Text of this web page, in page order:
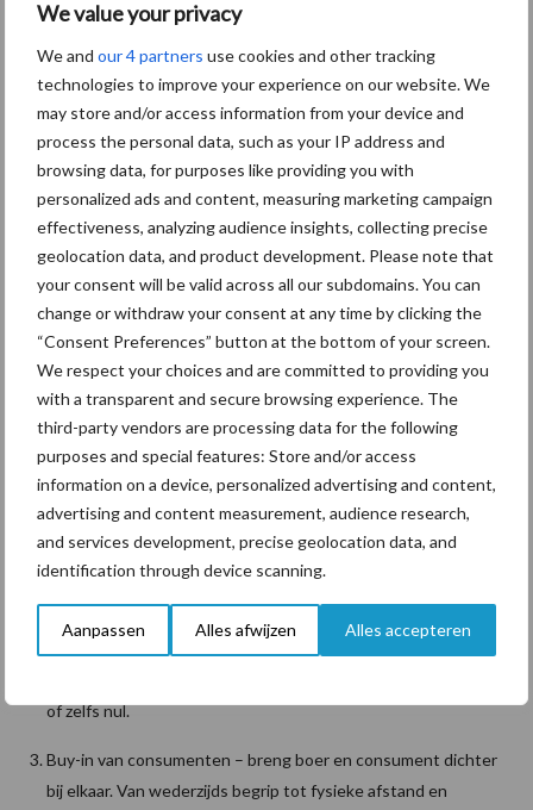
We value your privacy
We and our 4 partners use cookies and other tracking
technologies to improve your experience on our website. We
may store and/or access information from your device and
process the personal data, such as your IP address and
browsing data, for purposes like providing you with
personalized ads and content, measuring marketing campaign
effectiveness, analyzing audience insights, collecting precise
geolocation data, and product development. Please note that
your consent will be valid across all our subdomains. You can
change or withdraw your consent at any time by clicking the
“Consent Preferences” button at the bottom of your screen.
We respect your choices and are committed to providing you
with a transparent and secure browsing experience. The
third-party vendors are processing data for the following
purposes and special features: Store and/or access
information on a device, personalized advertising and content,
advertising and content measurement, audience research,
and services development, precise geolocation data, and
identification through device scanning.
Aanpassen Alles afwijzen Alles accepteren
Bij de doorontwikkeling van de Vector was veiligheid ook
belangrijk. De Lely Vector MFR Next heeft actieve remmen,
standaard verlichting en obstakeldetectiesensoren.
Boerderij van de Toekomst
De ontwikkelingen rond automatisch voeren sluiten naadloos aan
op de Boerderij van de Toekomst, de visie waarmee Lely een
bijdrage wil leveren aan een duurzame voedselproductie.
Innovatiethema’s binnen de Boerderij van de Toekomst zijn:
Verbeterd milieu – verminder de milieu-impact van de
melkveehouderij. Niet alleen stikstofuitstoot, maar ook
methaanuitstoot, waterkwaliteit, bodemgezondheid en
biodiversiteit.
of zelfs nul.
Buy-in van consumenten – breng boer en consument dichter
bij elkaar. Van wederzijds begrip tot fysieke afstand en